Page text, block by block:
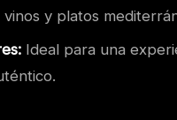
y platos
Ideal para una